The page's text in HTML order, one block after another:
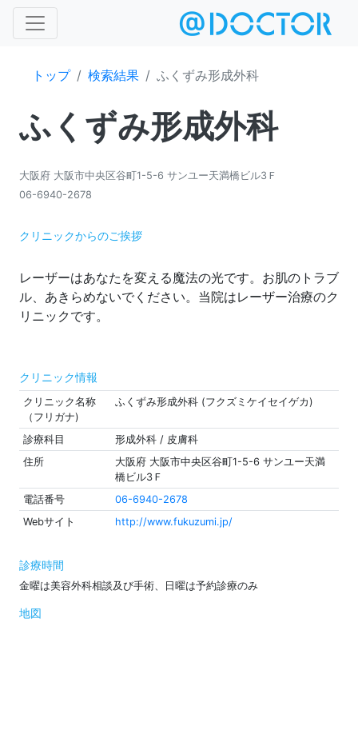
トップ 検索結果 ふくずみ形成外科
ふくずみ形成外科
大阪府 大阪市中央区谷町1-5-6 サンユー天満橋ビル3Ｆ
06-6940-2678
クリニックからのご挨拶
レーザーはあなたを変える魔法の光です。お肌のトラブ
ル、あきらめないでください。当院はレーザー治療のク
リニックです。
クリニック情報
クリニック名称
（フリガナ)
ふくずみ形成外科 (フクズミケイセイゲカ)
診療科目
形成外科 / 皮膚科
住所
大阪府 大阪市中央区谷町1-5-6 サンユー天満
橋ビル3Ｆ
電話番号
06-6940-2678
Webサイト
http://www.fukuzumi.jp/
診療時間
金曜は美容外科相談及び手術、日曜は予約診療のみ
地図